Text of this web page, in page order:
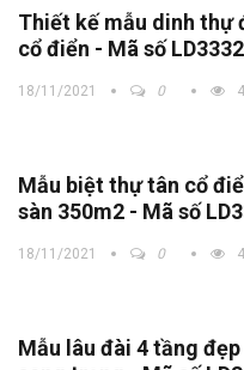
Thiết kế mẫu dinh thự
cổ điển - Mã số LD3332
18/11/2021 0
Mẫu biệt thự tân cổ
sàn 350m2 - Mã số
18/11/2021 0
Mẫu lâu đài 4 tầng